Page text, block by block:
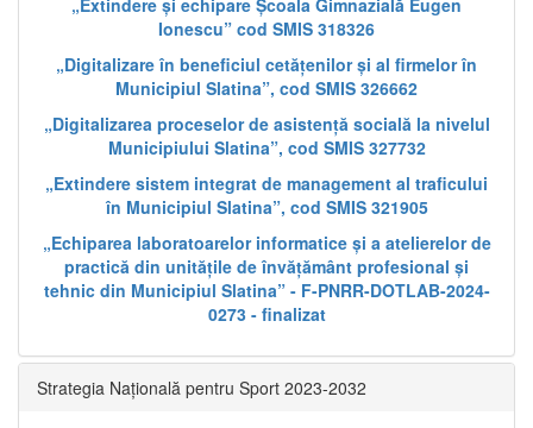
„Extindere și echipare Școala Gimnazială Eugen
Ionescu” cod SMIS 318326
„Digitalizare în beneficiul cetățenilor și al firmelor în
Municipiul Slatina”, cod SMIS 326662
„Digitalizarea proceselor de asistență socială la nivelul
Municipiului Slatina”, cod SMIS 327732
„Extindere sistem integrat de management al traficului
în Municipiul Slatina”, cod SMIS 321905
„Echiparea laboratoarelor informatice și a atelierelor de
practică din unitățile de învățământ profesional și
tehnic din Municipiul Slatina” - F-PNRR-DOTLAB-2024-
0273 - finalizat
Strategia Națională pentru Sport 2023-2032